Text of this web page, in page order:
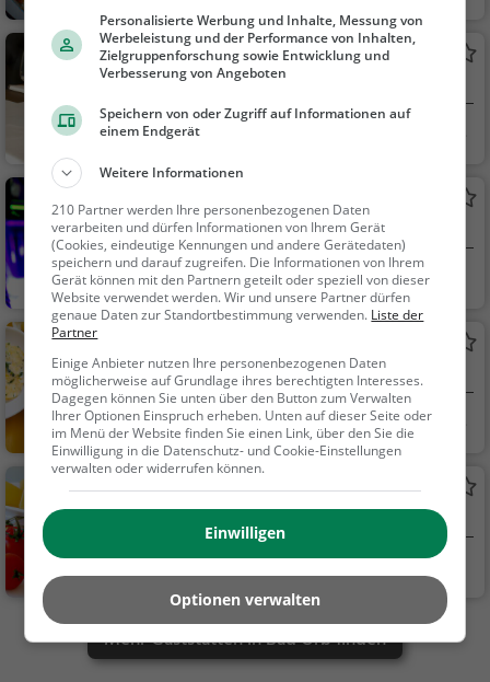
arten, Café, Pizza, Ab
endessen, Italienisch,
Mittagessen, Bier, Sn
sch, Regionalküche, K
aren, Europäisch, Kon
tinental, Vegetarisch,
Mediterran, Nudeln
Curry House
Restaurant in Bad Orb
Bad Orb
Barbylon
Bar in Bad Orb
Bad Orb
Bar, Bier, Wein, Sn
acks / Getränke
Restaurant in Bad Orb
Bad Orb
Restaurant, Aben
dessen, Mittagessen,
/ Getränke, Europäisc
Il Ristorante Toskana
Bad Orb
Restaurant, Italie
nisch, Pizza, Europäis
ch, Mittagessen, Abe
ndessen, Vegetarisc
h, Mediterran
Mehr Gaststätten in Bad Orb finden
Personalisierte Werbung und Inhalte, Messung von
Werbeleistung und der Performance von Inhalten,
Zielgruppenforschung sowie Entwicklung und
Verbesserung von Angeboten
Speichern von oder Zugriff auf Informationen auf
einem Endgerät
Weitere Informationen
210 Partner werden Ihre personenbezogenen Daten
verarbeiten und dürfen Informationen von Ihrem Gerät
(Cookies, eindeutige Kennungen und andere Gerätedaten)
speichern und darauf zugreifen. Die Informationen von Ihrem
Gerät können mit den Partnern geteilt oder speziell von dieser
Website verwendet werden. Wir und unsere Partner dürfen
genaue Daten zur Standortbestimmung verwenden. Liste der
Partner
Einige Anbieter nutzen Ihre personenbezogenen Daten
möglicherweise auf Grundlage ihres berechtigten Interesses.
Dagegen können Sie unten über den Button zum Verwalten
Ihrer Optionen Einspruch erheben. Unten auf dieser Seite oder
im Menü der Website finden Sie einen Link, über den Sie die
Einwilligung in die Datenschutz- und Cookie-Einstellungen
verwalten oder widerrufen können.
Einwilligen
Optionen verwalten